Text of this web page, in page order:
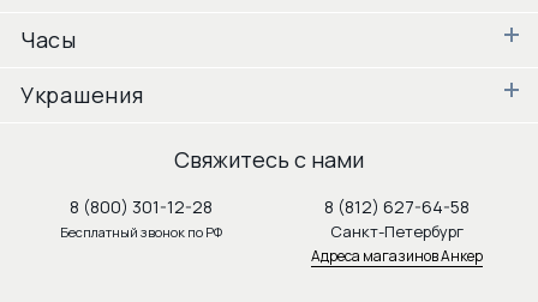
Часы
Украшения
Свяжитесь с нами
8 (800) 301-12-28
Бесплатный звонок по РФ
8 (812) 627-64-58
Санкт-Петербург
Адреса магазинов Анкер